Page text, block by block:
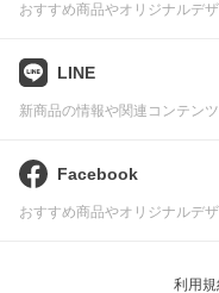
おすすめ商品やオリジナルデ
LINE
新商品の情報や関連コンテン
Facebook
おすすめ商品やオリジナルデ
利用